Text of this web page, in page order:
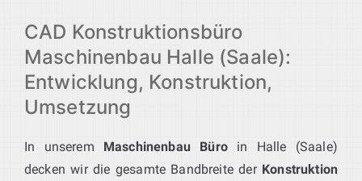
CAD Konstruktionsbüro
Maschinenbau Halle (Saale):
Entwicklung, Konstruktion,
Umsetzung
In unserem Maschinenbau Büroin Halle (Saale)
decken wir die gesamte Bandbreite der Konstruktion